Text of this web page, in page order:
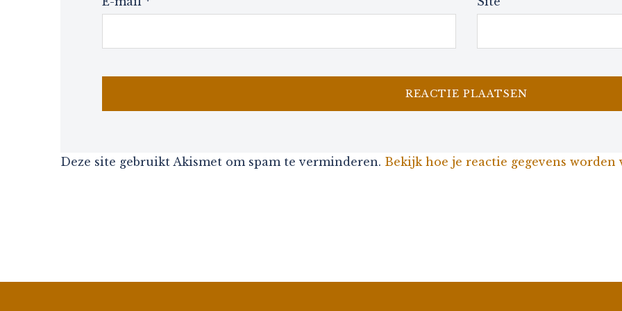
Deze site gebruikt Akismet om spam te verminderen. Bekijk hoe je reactie gegevens worden